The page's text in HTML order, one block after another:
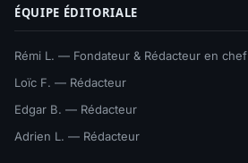
ÉQUIPE ÉDITORIALE
Rémi L. — Fondateur & Rédacteur en chef
Loïc F. — Rédacteur
Edgar B. — Rédacteur
Adrien L. — Rédacteur